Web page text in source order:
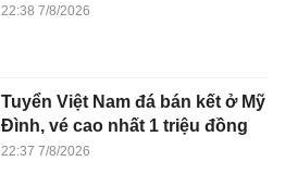
22:38 7/8/2026
Tuyển Việt Nam đá bán kết ở Mỹ
Đình, vé cao nhất 1 triệu đồng
22:37 7/8/2026